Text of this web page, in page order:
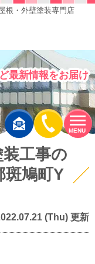
MENU
根・外壁塗装専門店
最新情報をお届け
工事の
斑鳩町Y
(Thu) 更新